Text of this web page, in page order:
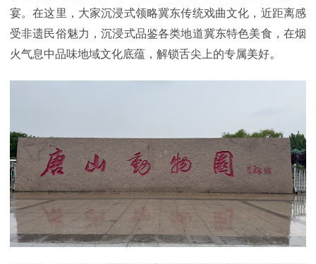
宴。在这里，大家沉浸式领略冀东传统戏曲文化，近距离感
受非遗民俗魅力，沉浸式品鉴各类地道冀东特色美食，在烟
火气息中品味地域文化底蕴，解锁舌尖上的专属美好。